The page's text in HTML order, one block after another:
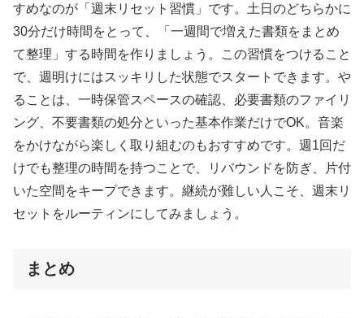
すめなのが「週末リセット習慣」です。土日のどちらかに
30分だけ時間をとって、「一週間で増えた書類をまとめ
て整理」する時間を作りましょう。この習慣をつけること
で、週明けにはスッキリした状態でスタートできます。や
ることは、一時保管スペースの確認、必要書類のファイリ
ング、不要書類の処分といった基本作業だけでOK。音楽
をかけながら楽しく取り組むのもおすすめです。週1回だ
けでも整理の時間を持つことで、リバウンドを防ぎ、片付
いた空間をキープできます。継続が難しい人こそ、週末リ
セットをルーティンにしてみましょう。
まとめ